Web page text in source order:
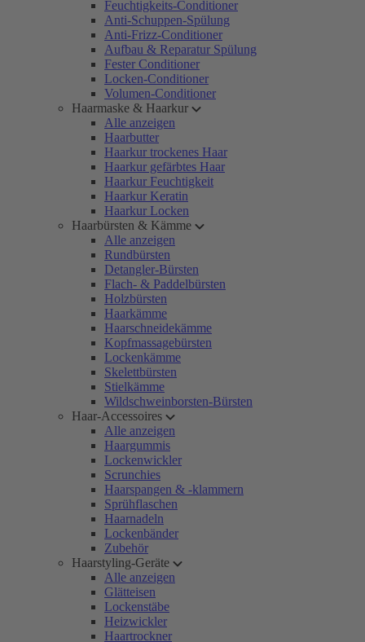
Feuchtigkeits-Conditioner
Anti-Schuppen-Spülung
Anti-Frizz-Conditioner
Aufbau & Reparatur Spülung
Fester Conditioner
Locken-Conditioner
Volumen-Conditioner
Haarmaske & Haarkur
Alle anzeigen
Haarbutter
Haarkur trockenes Haar
Haarkur gefärbtes Haar
Haarkur Feuchtigkeit
Haarkur Keratin
Haarkur Locken
Haarbürsten & Kämme
Alle anzeigen
Rundbürsten
Detangler-Bürsten
Flach- & Paddelbürsten
Holzbürsten
Haarkämme
Haarschneidekämme
Kopfmassagebürsten
Lockenkämme
Skelettbürsten
Stielkämme
Wildschweinborsten-Bürsten
Haar-Accessoires
Alle anzeigen
Haargummis
Lockenwickler
Scrunchies
Haarspangen & -klammern
Sprühflaschen
Haarnadeln
Lockenbänder
Zubehör
Haarstyling-Geräte
Alle anzeigen
Glätteisen
Lockenstäbe
Heizwickler
Haartrockner